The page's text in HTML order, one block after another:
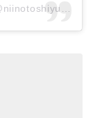
新野・ビンスイ・俊幸｜Toshiyuki Niino(@niinotoshiyuki)がシェアした投稿